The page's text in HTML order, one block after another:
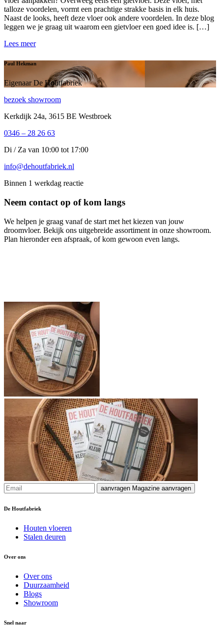
talloze voordelen, vormt een prachtige strakke basis in elk huis.
Naast de looks, heeft deze vloer ook andere voordelen. In deze blog
leggen we je graag uit waarom een gietvloer een goed idee is. […]
Lees meer
Paul Hekman
Eigenaar De Houtfabriek
bezoek showroom
Kerkdijk 24a, 3615 BE Westbroek
0346 – 28 26 63
Di / Za van 10:00 tot 17:00
info@dehoutfabriek.nl
Binnen 1 werkdag reactie
Neem contact op of kom langs
We helpen je graag vanaf de start met het kiezen van jouw
droomvloer. Bekijk ons uitgebreide assortiment in onze showroom.
Plan hieronder een afspraak, of kom gewoon even langs.
aanvragen Magazine aanvragen
De Houtfabriek
Houten vloeren
Stalen deuren
Over ons
Over ons
Duurzaamheid
Blogs
Showroom
Snel naar